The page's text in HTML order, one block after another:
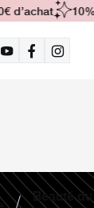
Beauté du
d’achat 10%